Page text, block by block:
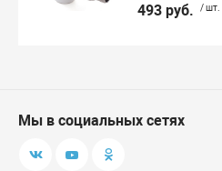
493 руб. / шт.
Мы в социальных сетях